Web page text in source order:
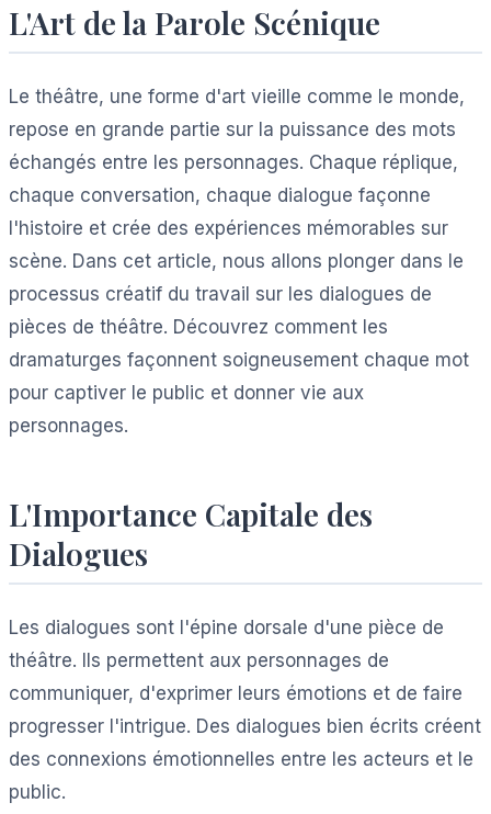
L'Art de la Parole Scénique
Le théâtre, une forme d'art vieille comme le monde,
repose en grande partie sur la puissance des mots
échangés entre les personnages. Chaque réplique,
chaque conversation, chaque dialogue façonne
l'histoire et crée des expériences mémorables sur
scène. Dans cet article, nous allons plonger dans le
processus créatif du travail sur les dialogues de
pièces de théâtre. Découvrez comment les
dramaturges façonnent soigneusement chaque mot
pour captiver le public et donner vie aux
personnages.
L'Importance Capitale des
Dialogues
Les dialogues sont l'épine dorsale d'une pièce de
théâtre. Ils permettent aux personnages de
communiquer, d'exprimer leurs émotions et de faire
progresser l'intrigue. Des dialogues bien écrits créent
des connexions émotionnelles entre les acteurs et le
public.